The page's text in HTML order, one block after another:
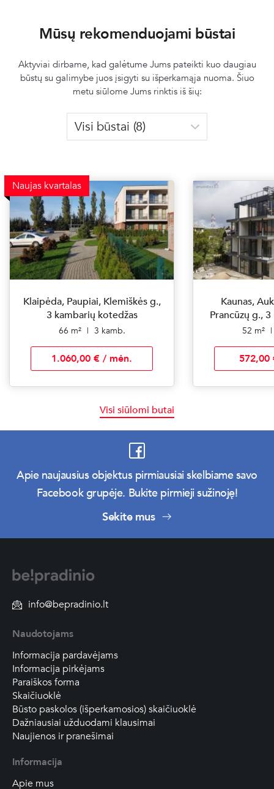
Mūsų rekomenduojami būstai
Aktyviai dirbame, kad galėtume Jums pateikti kuo daugiau
būstų su galimybe juos įsigyti su išperkamąja nuoma. Šiuo
metu siūlome Jums rinktis iš šių:
Naujas kvartalas
Klaipėda, Paupiai, Klemiškės g.,
3 kambarių kotedžas
66 m² | 3 kamb.
1.060,00 € / mėn.
Kaunas,
Prancūzų g.,
52 m² |
572,00
Visi siūlomi butai
Apie naujausius objektus pirmiausiai skelbiame savo
Facebook grupėje. Bukite pirmieji sužinoję!
Sekite mus
info@bepradinio.lt
Naudotojams
Informacija pardavėjams
Informacija pirkėjams
Paraiškos forma
Skaičiuoklė
Būsto paskolos (išperkamosios) skaičiuoklė
Dažniausiai užduodami klausimai
Naujienos ir pranešimai
Informacija
Apie mus